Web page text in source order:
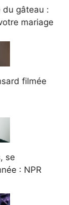
du gâteau :
mariage
filmée
se
: NPR